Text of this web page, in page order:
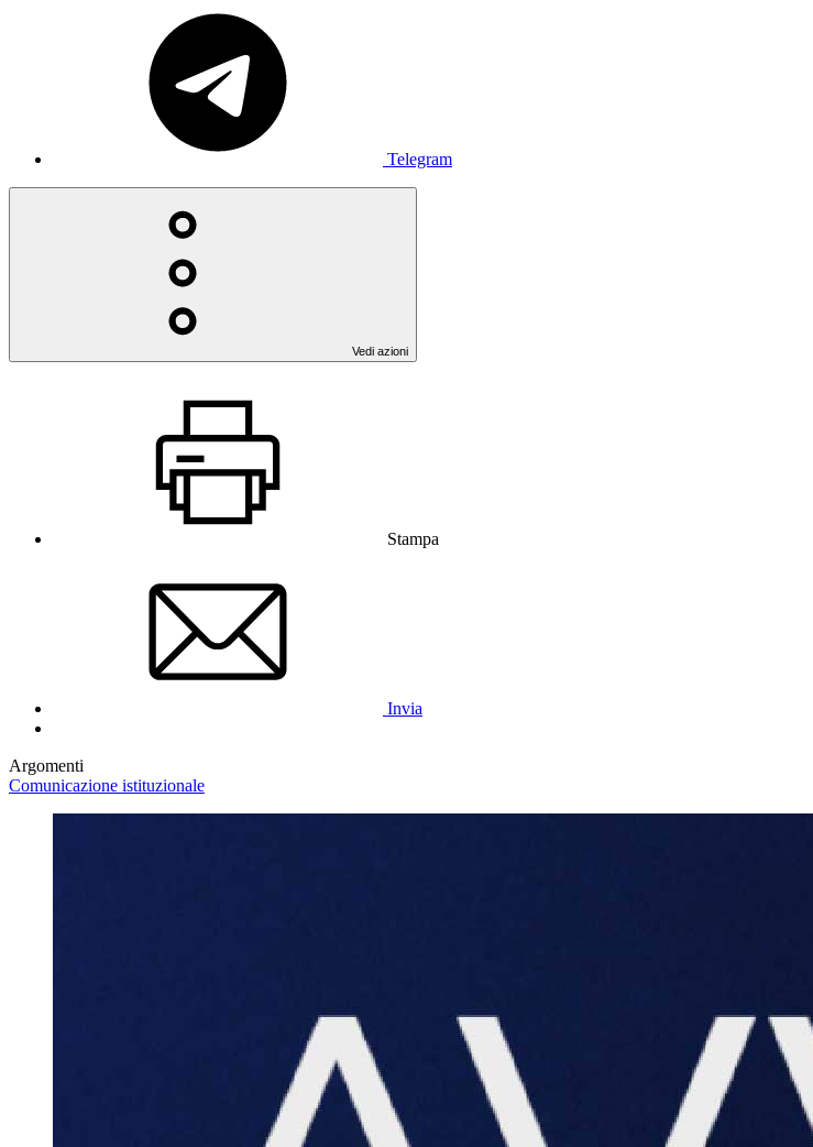
Telegram
Vedi azioni
Stampa
Invia
Argomenti
Comunicazione istituzionale